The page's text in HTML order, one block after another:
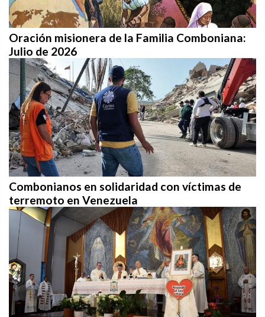
Oración misionera de la Familia Comboniana:
Julio de 2026
Combonianos en solidaridad con víctimas de
terremoto en Venezuela